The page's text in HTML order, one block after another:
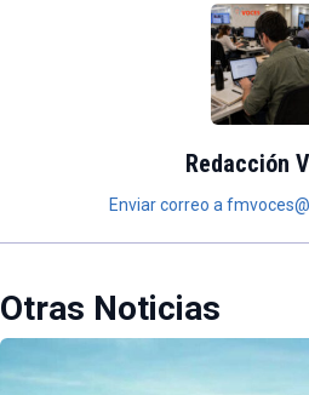
Redacción
Enviar correo a
Otras Noticias